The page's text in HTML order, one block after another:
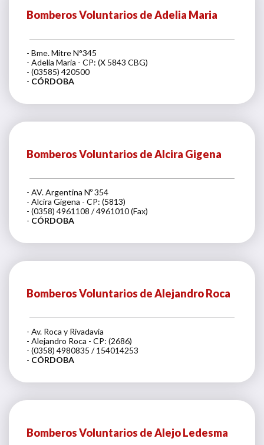
Bomberos Voluntarios de Adelia Maria
- Bme. Mitre N°345
- Adelia Maria - CP: (X 5843 CBG)
- (03585) 420500
- CÓRDOBA
Bomberos Voluntarios de Alcira Gigena
- AV. Argentina Nº 354
- Alcira Gigena - CP: (5813)
- (0358) 4961108 / 4961010 (Fax)
- CÓRDOBA
Bomberos Voluntarios de Alejandro Roca
- Av. Roca y Rivadavia
- Alejandro Roca - CP: (2686)
- (0358) 4980835 / 154014253
- CÓRDOBA
Bomberos Voluntarios de Alejo Ledesma